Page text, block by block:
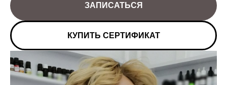
ЗАПИСАТЬСЯ
КУПИТЬ СЕРТИФИКАТ